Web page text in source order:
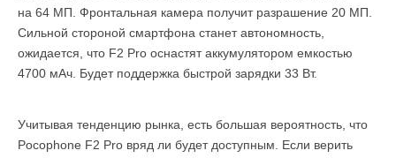
на 64 МП. Фронтальная камера получит разрашение 20 МП.
Сильной стороной смартфона станет автономность,
ожидается, что F2 Pro оснастят аккумулятором емкостью
4700 мАч. Будет поддержка быстрой зарядки 33 Вт.
Учитывая тенденцию рынка, есть большая вероятность, что
Pocophone F2 Pro вряд ли будет доступным. Если верить